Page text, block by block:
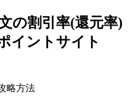
の割引率(還元率)
イントサイト
略方法